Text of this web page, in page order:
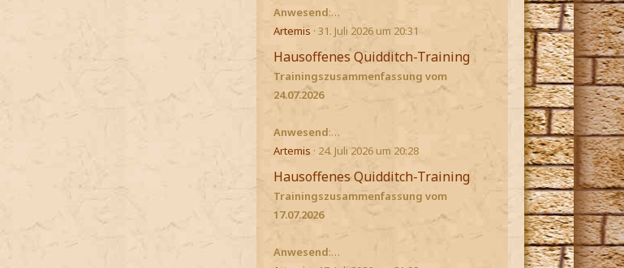
Anwesend:…
Artemis 31. Juli 2026 um 20:31
Hausoffenes Quidditch-Training
Trainingszusammenfassung vom
24.07.2026
Anwesend:…
Artemis
24. Juli 2026 um 20:28
Hausoffenes Quidditch-Training
Trainingszusammenfassung vom
17.07.2026
Anwesend:…